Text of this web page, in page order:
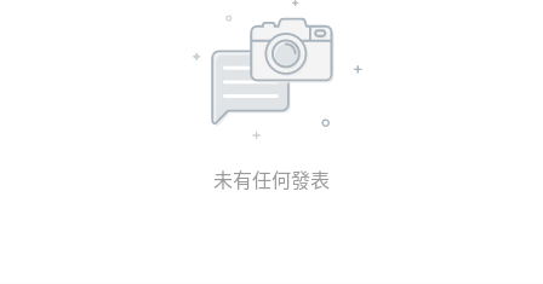
未有任何發表